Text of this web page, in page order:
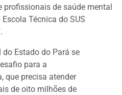
de saúde mental
Técnica do SUS
Estado do Pará se
para a
que precisa atender
de oito milhões de